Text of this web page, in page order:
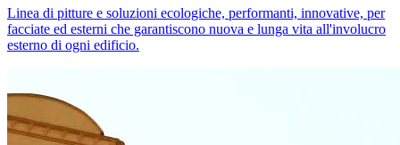
Linea di pitture e soluzioni ecologiche, performanti, innovative, per
facciate ed esterni che garantiscono nuova e lunga vita all'involucro
esterno di ogni edificio.